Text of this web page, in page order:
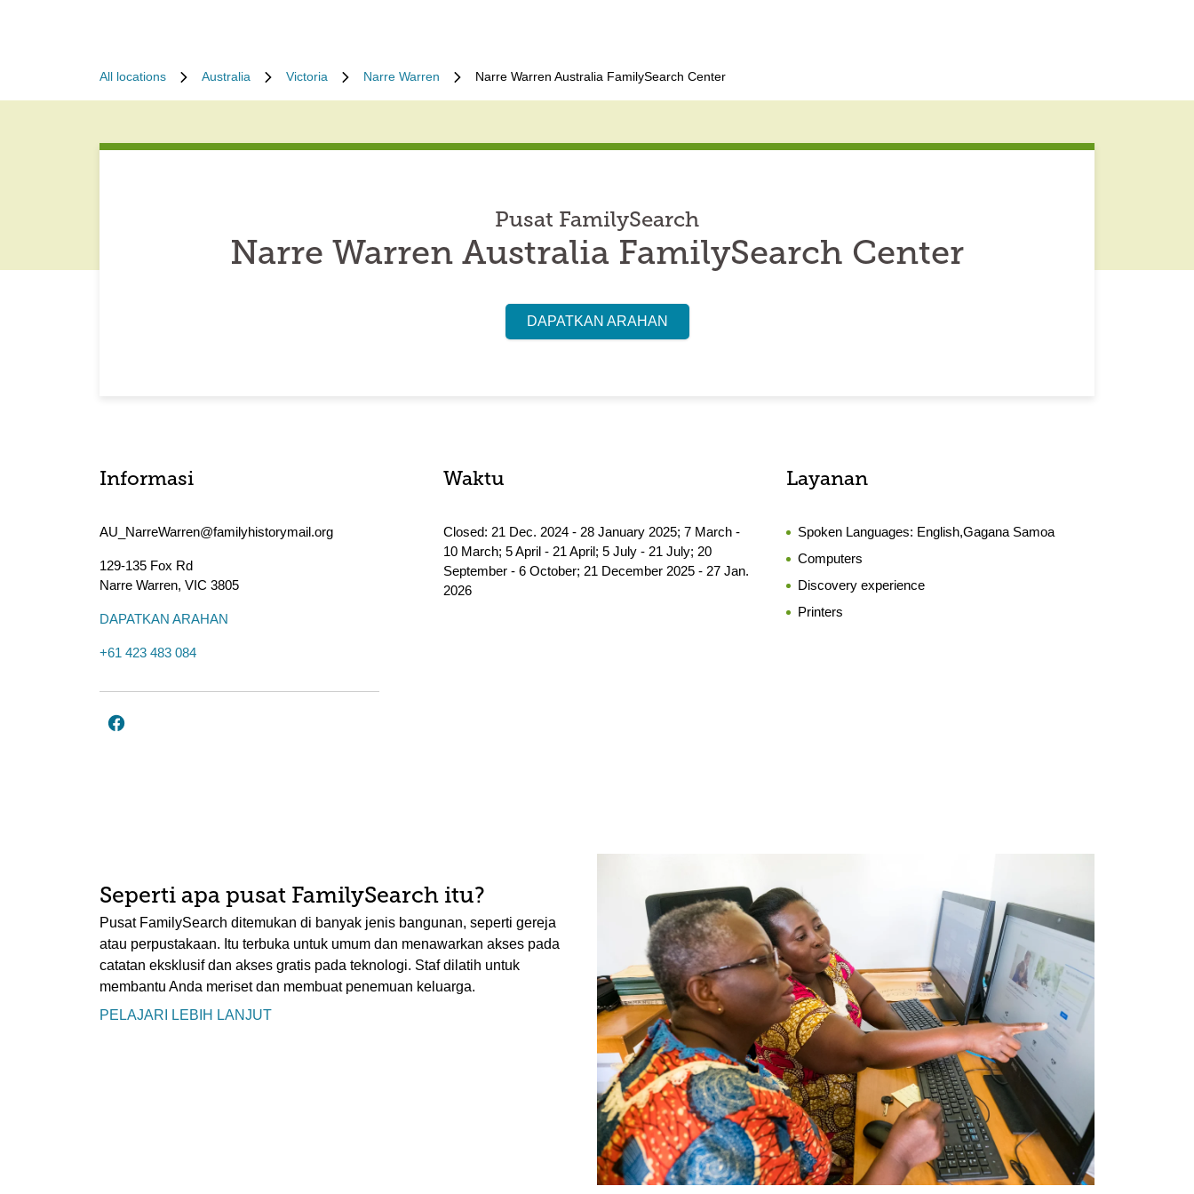
All locations Australia Victoria Narre Warren Narre Warren Australia FamilySearch Center
Pusat FamilySearch
Narre Warren Australia FamilySearch Center
DAPATKAN ARAHAN
Informasi
AU_NarreWarren@familyhistorymail.org
129-135 Fox Rd
Narre Warren, VIC 3805
DAPATKAN ARAHAN
+61 423 483 084
Waktu
Closed: 21 Dec. 2024 - 28 January 2025; 7 March -
10 March; 5 April - 21 April; 5 July - 21 July; 20
September - 6 October; 21 December 2025 - 27 Jan.
2026
Layanan
Spoken Languages: English,Gagana Samoa
Computers
Discovery experience
Printers
Seperti apa pusat FamilySearch itu?
Pusat FamilySearch ditemukan di banyak jenis bangunan, seperti gereja
atau perpustakaan. Itu terbuka untuk umum dan menawarkan akses pada
catatan eksklusif dan akses gratis pada teknologi. Staf dilatih untuk
membantu Anda meriset dan membuat penemuan keluarga.
PELAJARI LEBIH LANJUT